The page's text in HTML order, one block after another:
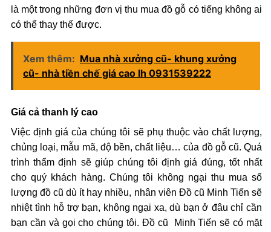
là một trong những đơn vị thu mua đồ gỗ có tiếng không ai
có thể thay thế được.
Xem thêm: Mua nhà xưởng cũ- khung xưởng
cũ- nhà tiền chế giá cao lh 0931539222
Giá cả thanh lý cao
Việc định giá của chúng tôi sẽ phụ thuộc vào chất lượng,
chủng loại, mẫu mã, độ bền, chất liệu… của đồ gỗ cũ. Quá
trình thẩm định sẽ giúp chúng tôi định giá đúng, tốt nhất
cho quý khách hàng. Chúng tôi không ngại thu mua số
lượng đồ cũ dù ít hay nhiều, nhân viên Đồ cũ Minh Tiến sẽ
nhiệt tình hỗ trợ bạn, không ngại xa, dù bạn ở đâu chỉ cần
bạn cần và gọi cho chúng tôi. Đồ cũ Minh Tiến sẽ có mặt